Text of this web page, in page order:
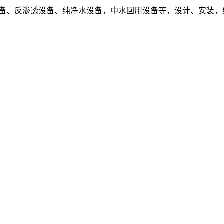
反渗透设备、纯净水设备，中水回用设备等，设计、安装，